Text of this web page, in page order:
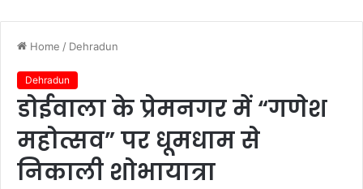
Home / Dehradun
Dehradun
डोईवाला के प्रेमनगर में “गणेश
महोत्सव” पर धूमधाम से
निकाली शोभायात्रा